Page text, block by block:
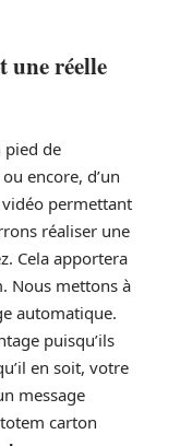
une réelle
pied de
encore, d’un
permettant
réaliser une
Cela apportera
Nous mettons à
automatique.
puisqu’ils
en soit, votre
message
carton